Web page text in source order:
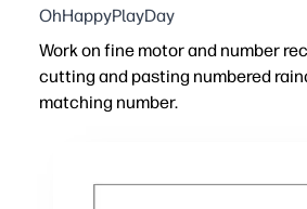
OhHappyPlayDay
Work on fine motor and number
cutting and pasting numbered
matching number.